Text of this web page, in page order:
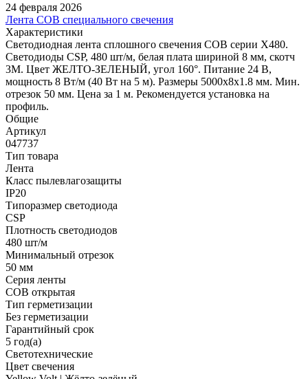
24 февраля 2026
Лента COB специального свечения
Характеристики
Светодиодная лента сплошного свечения COB серии X480.
Светодиоды CSP, 480 шт/м, белая плата шириной 8 мм, скотч
3M. Цвет ЖЕЛТО-ЗЕЛЕНЫЙ, угол 160°. Питание 24 В,
мощность 8 Вт/м (40 Вт на 5 м). Размеры 5000х8х1.8 мм. Мин.
отрезок 50 мм. Цена за 1 м. Рекомендуется установка на
профиль.
Общие
Артикул
047737
Тип товара
Лента
Класс пылевлагозащиты
IP20
Типоразмер светодиода
CSP
Плотность светодиодов
480 шт/м
Минимальный отрезок
50 мм
Серия ленты
COB открытая
Тип герметизации
Без герметизации
Гарантийный срок
5 год(а)
Светотехнические
Цвет свечения